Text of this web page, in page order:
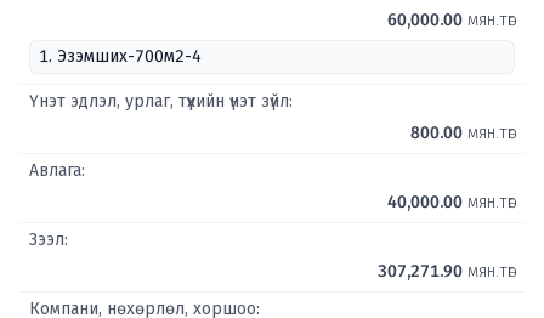
60,000.00 мян.төг
1. Эзэмших-700м2-4
Үнэт эдлэл, урлаг, түүхийн үнэт зүйл:
800.00 мян.төг
Авлага:
40,000.00 мян.төг
Зээл:
307,271.90 мян.төг
Компани, нөхөрлөл, хоршоо: